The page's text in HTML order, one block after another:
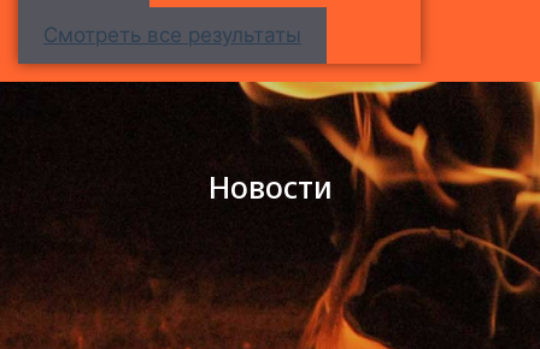
Смотреть все результаты
Новости